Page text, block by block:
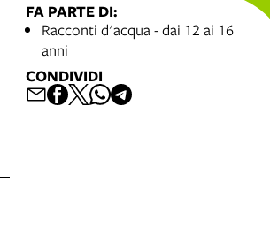
FA PARTE DI:
Racconti d'acqua - dai 12 ai 16
anni
CONDIVIDI